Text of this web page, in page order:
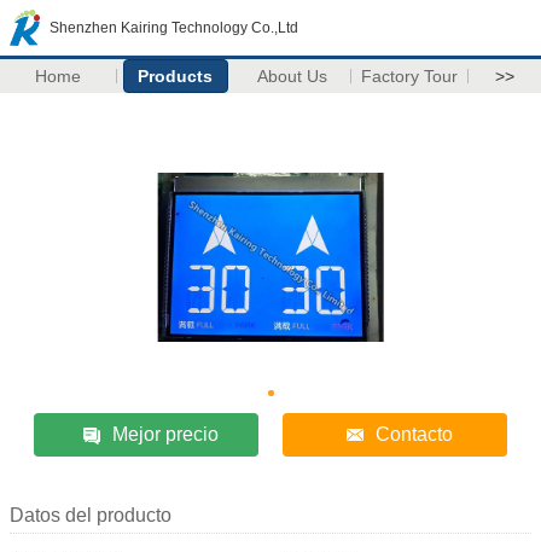
Shenzhen Kairing Technology Co.,Ltd
Home Products About Us Factory Tour >>
Mejor precio Contacto
Datos del producto